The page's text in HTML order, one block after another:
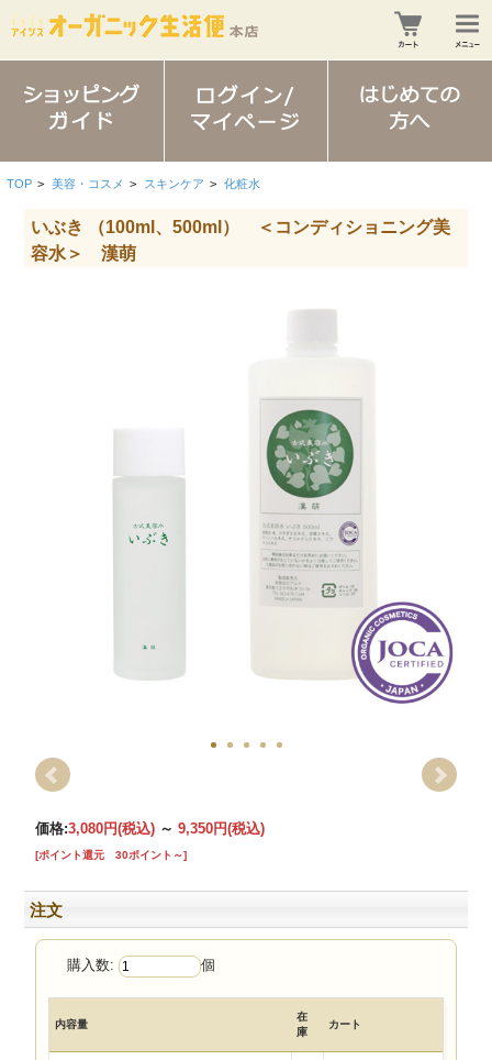
TOP > 美容・コスメ > スキンケア > 化粧水
いぶき （100ml、500ml） ＜コンディショニング美
容水＞ 漢萌
価格:3,080円(税込) ～ 9,350円(税込)
[ポイント還元 30ポイント～]
注文
購入数: 個
内容量
在
庫
カート